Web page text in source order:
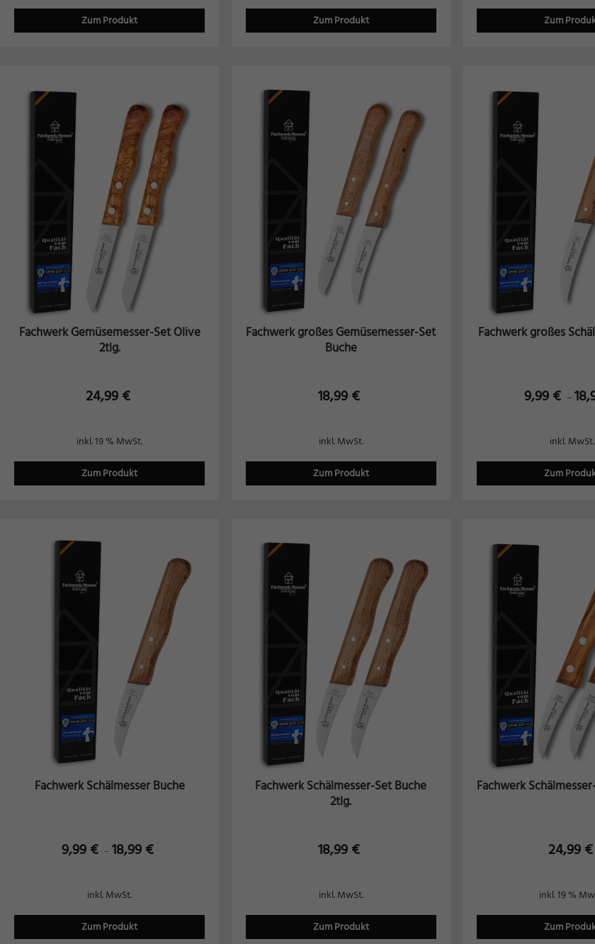
Zum Produkt Zum Produkt Zum
Fachwerk Gemüsemesser-Set Olive
2tlg.
24,99 €
Zum Produkt
inkl. 19 % MwSt.
Fachwerk großes Gemüsemesser-Set
Buche
18,99 €
Zum Produkt
inkl. MwSt.
Fachwerk großes
9,99 € –
Zum
inkl. MwSt.
Fachwerk Schälmesser Buche
9,99 € –18,99 €
Zum Produkt
inkl. MwSt.
Fachwerk Schälmesser-Set Buche
2tlg.
18,99 €
Zum Produkt
inkl. MwSt.
Fachwerk
24,99 €
Zum
inkl. 19 %
Datenschutzeinstellungen
Essenziell (1)
Marketing (2)
Marketing-Cookies werden von Drittanbietern oder Publishern verwendet, um
Werbung anzuzeigen. Sie tun dies, indem sie Besucher über Websites hinweg
Externe Medien (7)
Inhalte von Videoplattformen und Social-Media-Plattformen werden
Wenn Cookies von externen Medien akzeptiert werden, bedarf der Zugriff auf
manuellen Einwilligung mehr.